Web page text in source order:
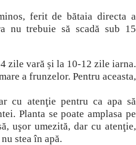
ferit de bătaia directa a
nu trebuie să scadă sub 15
zile vară și la 10-12 zile iarna.
a frunzelor. Pentru aceasta,
cu atenţie pentru ca apa să
Planta se poate amplasa pe
uşor umezită, dar cu atenţie,
stea în apă.